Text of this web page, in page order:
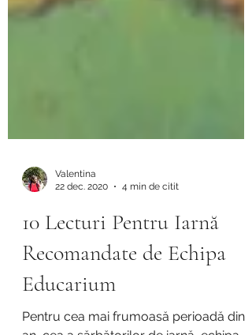
22 dec. 2020
4 min de citit
10 Lecturi Pentru Iarnă
Recomandate de Echipa
Educarium